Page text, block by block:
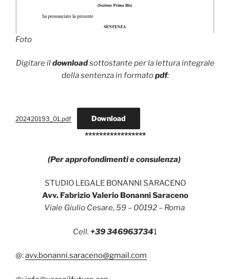
Foto
Digitare ildownloadsottostante per la lettura integrale
della sentenza in formatopdf:
202420193_01.pdf Download
*****************
(Per approfondimenti e consulenza)
STUDIO LEGALE BONANNI SARACENO
Avv. Fabrizio Valerio Bonanni Saraceno
Viale Giulio Cesare, 59 – 00192 – Roma
Cell. +39 3469637341
@:avv.bonanni.saraceno@gmail.com